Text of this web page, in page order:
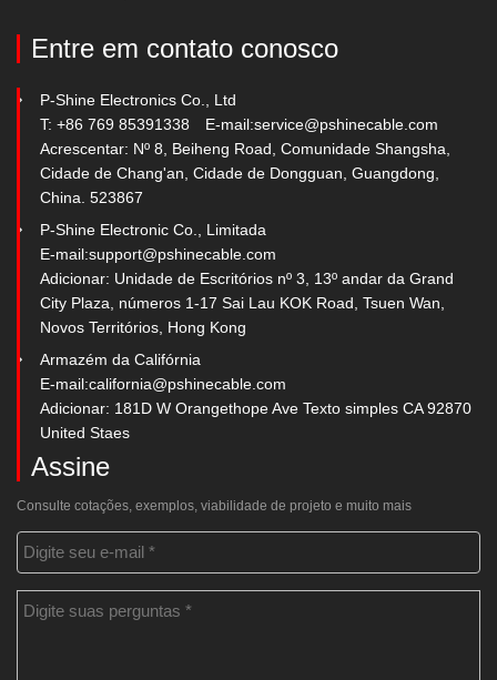
Entre em contato conosco
P-Shine Electronics Co., Ltd
T: +86 769 85391338
E-mail:service@pshinecable.com
Acrescentar: Nº 8, Beiheng Road, Comunidade Shangsha,
Cidade de Chang'an, Cidade de Dongguan, Guangdong,
China. 523867
P-Shine Electronic Co., Limitada
E-mail:support@pshinecable.com
Adicionar: Unidade de Escritórios nº 3, 13º andar da Grand
City Plaza, números 1-17 Sai Lau KOK Road, Tsuen Wan,
Novos Territórios, Hong Kong
Armazém da Califórnia
E-mail:california@pshinecable.com
Adicionar: 181D W Orangethope Ave Texto simples CA 92870
United Staes
Assine
Consulte cotações, exemplos, viabilidade de projeto e muito mais